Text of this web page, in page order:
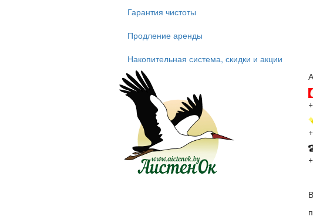
Гарантия чистоты
Продление аренды
Накопительная система, скидки и акции